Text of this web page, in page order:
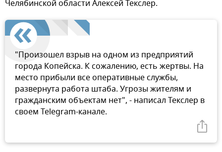
Челябинской области Алексей Текслер.
"Произошел взрыв на одном из предприятий
города Копейска. К сожалению, есть жертвы. На
место прибыли все оперативные службы,
развернута работа штаба. Угрозы жителям и
гражданским объектам нет", - написал Текслер в
своем Telegram-канале.